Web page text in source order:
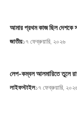
আমার প্রথম কাজ ছিল দেশকে
জাতীয়১৭ ফেব্রুয়ারি, ২০২৬
লেপ-কম্বল আলমারিতে তুলে
লাইফস্টাইল১৭ ফেব্রুয়ারি,